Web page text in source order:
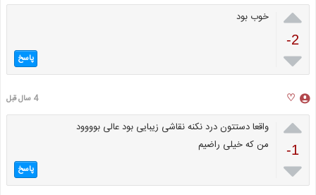

-2

خوب بود
پاسخ
♡ 4 سال قبل

-1

واقعا دستتون درد نکنه نقاشی زیبایی بود عالی بوووود
من که خیلی راضیم
پاسخ